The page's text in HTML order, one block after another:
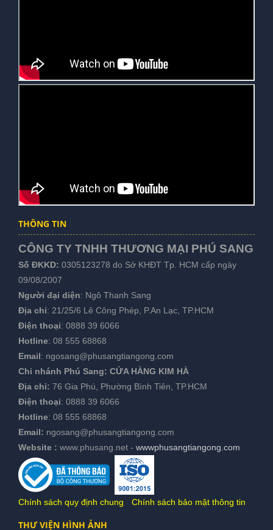
THÔNG TIN
CÔNG TY TNHH THƯƠNG MẠI PHÚ SANG
Số ĐKKD: 0305123278 do Sở KHĐT Tp. HCM cấp ngày
09/08/2007
Người đại diện: Ngô Thanh Sang
Địa chỉ: 21/25/6 Lê Công Phép, P.An Lạc, TP.HCM
Điện thoại: 0888 39 6066
Hotline: 08 555 68868
Email: ngosang@phusangtiangong.com
Chi nhánh Phú Sang: CỬA HÀNG KIM HÀ
Địa chỉ: 76 Gia Phú, Phường Bình Tiên, TP.HCM
Điện thoại: 0888 39 6066
Hotline: 08 555 68868
Email: ngosang@phusangtiangong.com
Website : www.phusang.net - wwwphusangtiangong.com
Chính sách quy định chung Chính sách bảo mật thông tin
THƯ VIỆN HÌNH ẢNH